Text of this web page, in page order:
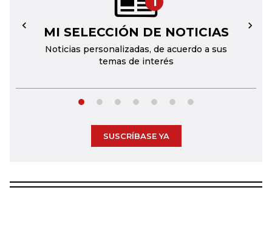
MI SELECCIÓN DE NOTICIAS
Noticias personalizadas, de acuerdo a sus
temas de interés
← →
SUSCRÍBASE YA